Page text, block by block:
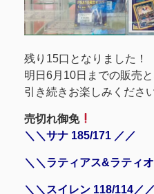
残り15口となりました！
明日6月10日までの販売
引き続きお楽しみくださ
売切れ御免
＼＼サナ 185/171 ／／
＼＼ラティアス&ラティ
＼＼スイレン 118/114／／